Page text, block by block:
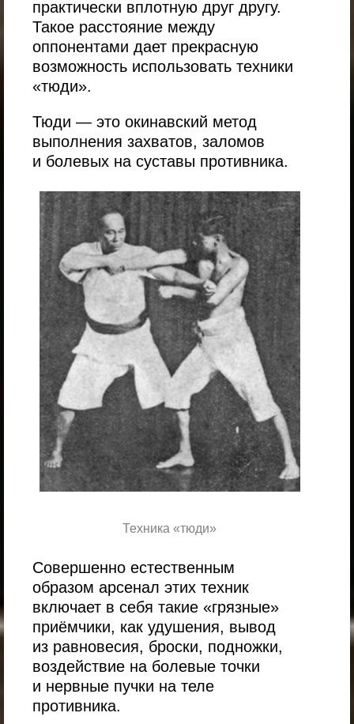
практически вплотную друг другу.
Такое расстояние между
оппонентами дает прекрасную
возможность использовать техники
«тюди».
Тюди — это окинавский метод
выполнения захватов, заломов
и болевых на суставы противника.
Техника «тюди»
Совершенно естественным
образом арсенал этих техник
включает в себя такие «грязные»
приёмчики, как удушения, вывод
из равновесия, броски, подножки,
воздействие на болевые точки
и нервные пучки на теле
противника.